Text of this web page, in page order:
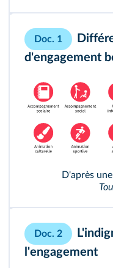
S'impliquer dans
Doc. 1
d'engagement
D'après
Doc. 2
l'engagement